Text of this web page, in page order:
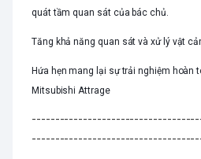
quát tầm quan sát của bác chủ.
Tăng khả năng quan sát và xử lý vật
Hứa hẹn mang lại sự trải nghiệm hoàn
Mitsubishi Attrage